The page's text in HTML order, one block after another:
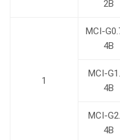
2B
1
MCI-
4B
MCI-
4B
MCI-
4B